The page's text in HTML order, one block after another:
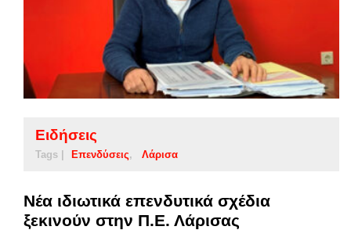
Ειδήσεις
Tags | Επενδύσεις Λάρισα
Νέα ιδιωτικά επενδυτικά σχέδια
ξεκινούν στην Π.Ε. Λάρισας